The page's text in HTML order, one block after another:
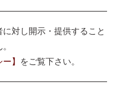
対し開示・提供すること
】 をご覧下さい。